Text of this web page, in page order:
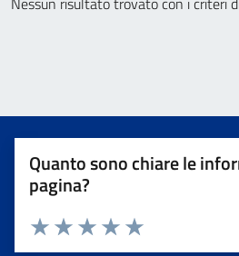
Quanto sono chiare le
pagina?
Valuta da 1 a 5 stelle la pagina
Valuta 5 stelle su 5
Valuta 4 stelle su 5
Valuta 3 stelle su 5
Valuta 2 stelle su 5
Valuta 1 stelle su 5